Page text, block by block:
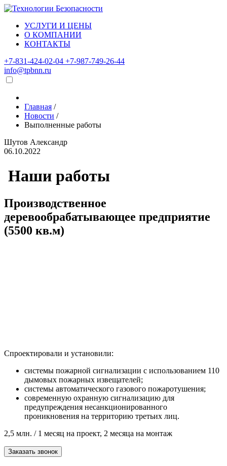
УСЛУГИ И ЦЕНЫ
О КОМПАНИИ
КОНТАКТЫ
+7-831-424-02-04 +7-987-749-26-44
info@tpbnn.ru
Главная /
Новости /
Выполненные работы
Шутов Александр
06.10.2022
Наши работы
Производственное
деревообрабатывающее предприятие
(5500 кв.м)
Спроектировали и установили:
системы пожарной сигнализации с использованием 110
дымовых пожарных извещателей;
системы автоматического газового пожаротушения;
современную охранную сигнализацию для
предупреждения несанкционированного
проникновения на территорию третьих лиц.
2,5 млн. / 1 месяц на проект, 2 месяца на монтаж
Заказать звонок